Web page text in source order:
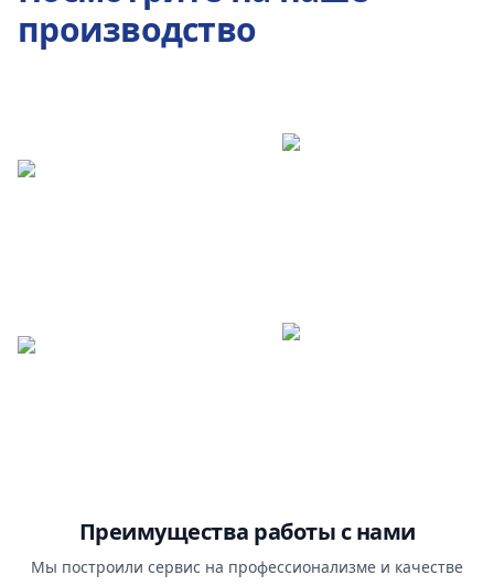
производство
Преимущества работы с нами
Мы построили сервис на профессионализме и качестве